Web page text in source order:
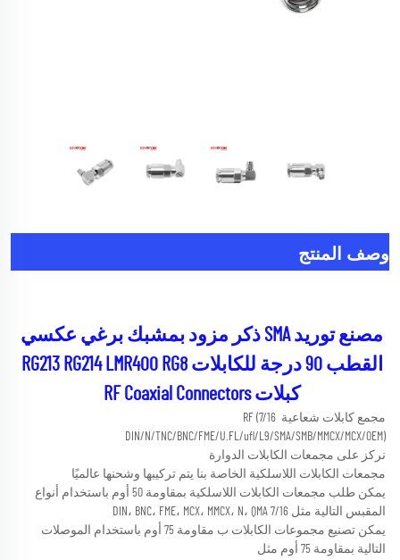
وصف المنتج
كبلات RF Coaxial Connectors
مجمع كابلات شعاعية RF (7/16
DIN/N/TNC/BNC/FME/U.FL/ufl/L9/SMA/SMB/MMCX/MCX/OEM)
نركز على مجمعات الكابلات الدوارة
مجمعات الكابلات اللاسلكية الخاصة بنا يتم تركيبها وشحنها عالميًا
المقبس التالية مثل 7/16 DIN، BNC، FME، MCX، MMCX، N، QMA
التالية بمقاومة 75 أوم مثل